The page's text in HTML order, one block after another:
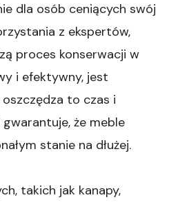
Powietrza
Warszawie
dla osób ceniących swój
z ekspertów,
proces konserwacji w
i efektywny, jest
to czas i
gwarantuje, że meble
stanie na dłużej.
takich jak kanapy,